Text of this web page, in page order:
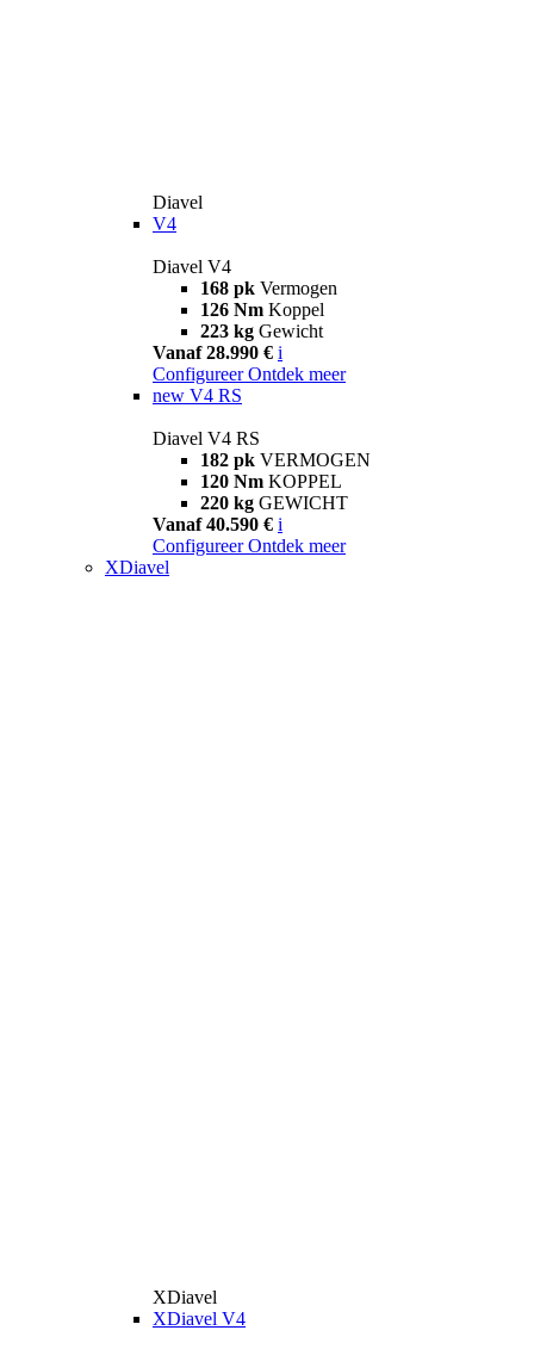
Diavel
V4
Diavel V4
168 pk Vermogen
126 Nm Koppel
223 kg Gewicht
Vanaf 28.990 € i
Configureer Ontdek meer
new V4 RS
Diavel V4 RS
182 pk VERMOGEN
120 Nm KOPPEL
220 kg GEWICHT
Vanaf 40.590 € i
Configureer Ontdek meer
XDiavel
XDiavel
XDiavel V4